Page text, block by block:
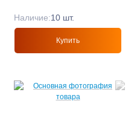
Наличие:10 шт.
Купить